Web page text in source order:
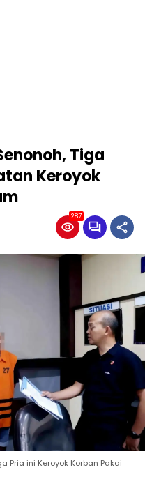
Tiga
Keroyok
287
Pria ini Keroyok Korban Pakai